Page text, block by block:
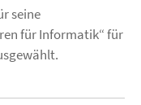
seine
für Informatik“ für